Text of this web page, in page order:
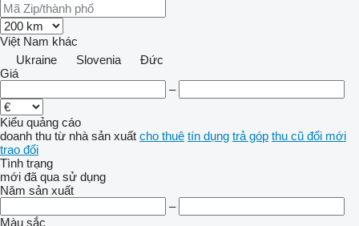
Việt Nam khác
Ukraine
Slovenia
Đức
Giá
–
Kiểu quảng cáo
doanh thu từ nhà sản xuất cho thuê tín dụng trả góp thu cũ đổi mới
trao đổi
Tình trạng
mới đã qua sử dụng
Năm sản xuất
–
Màu sắc